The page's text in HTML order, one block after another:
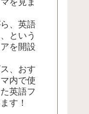
、英語
という
を開設
、おす
内で使
英語フ
す！